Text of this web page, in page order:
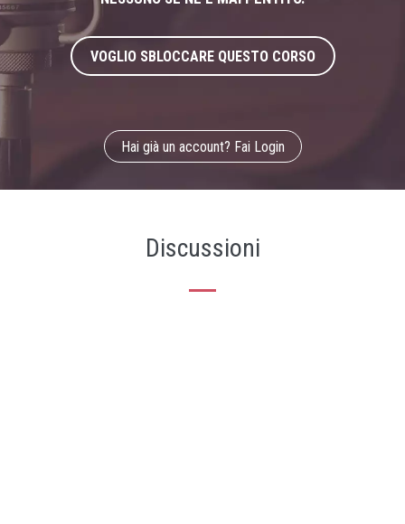
VOGLIO SBLOCCARE QUESTO CORSO
Hai già un account? Fai Login
Discussioni